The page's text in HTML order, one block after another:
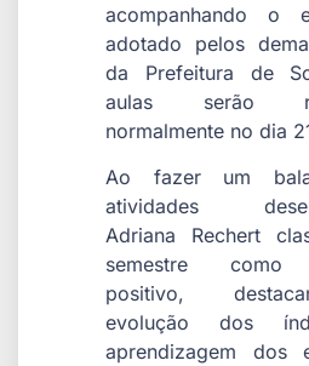
acompanhando o
adotado pelos
da Prefeitura de
aulas serão
normalmente no dia
Ao fazer um
atividades
Adriana Rechert
semestre como
positivo,
evolução dos
aprendizagem dos